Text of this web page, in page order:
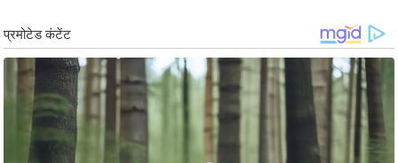
फि
ल्म
स
मी
क्षा
B